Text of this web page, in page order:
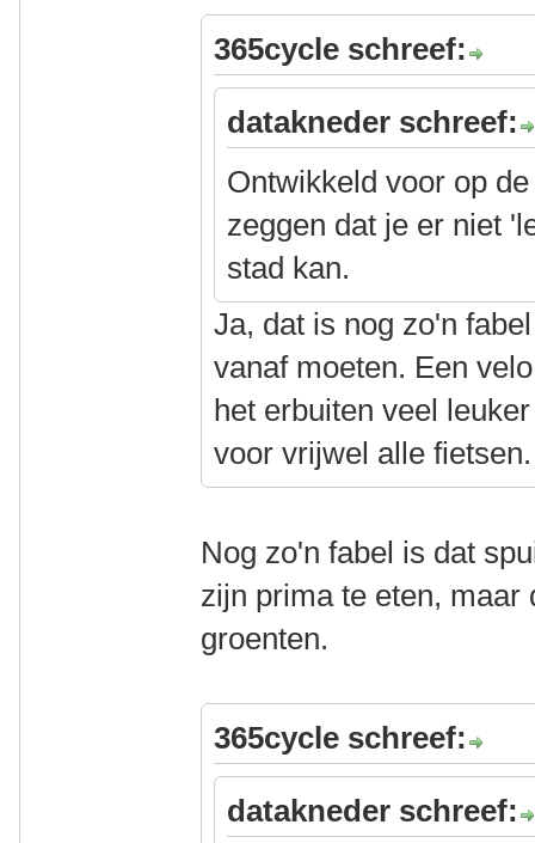
365cycle schreef:
datakneder schreef:
Ontwikkeld voor op
zeggen dat je er niet
stad kan.
Ja, dat is nog zo'n
vanaf moeten. Een
het erbuiten veel
voor vrijwel alle fietsen.
Nog zo'n fabel is dat
zijn prima te eten,
groenten.
365cycle schreef:
datakneder schreef: